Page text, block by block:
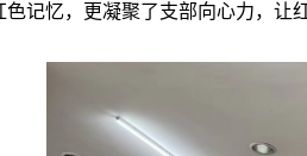
色记忆，更凝聚了支部向心力，让